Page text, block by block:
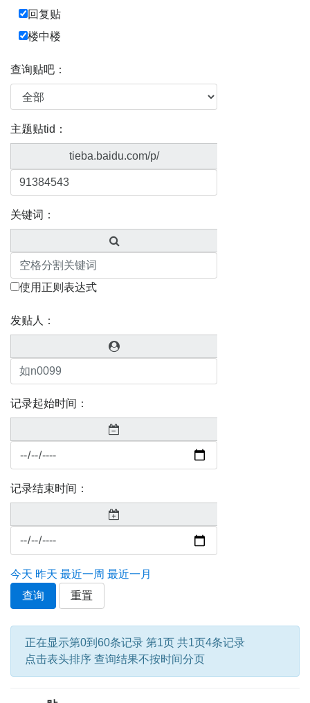
回复贴
楼中楼
查询贴吧：
主题贴tid：
tieba.baidu.com/p/
关键词：
使用正则表达式
发贴人：
记录起始时间：
记录结束时间：
今天 昨天 最近一周 最近一月
查询
重置
正在显示第0到60条记录 第1页 共1页4条记录
点击表头排序 查询结果不按时间分页